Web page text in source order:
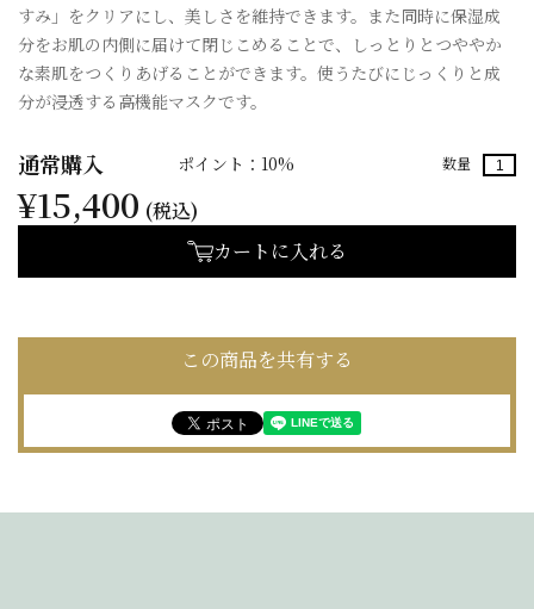
すみ」をクリアにし、美しさを維持できます。また同時に保湿成
分をお肌の内側に届けて閉じこめることで、しっとりとつややか
な素肌をつくりあげることができます。使うたびにじっくりと成
分が浸透する高機能マスクです。
通常購入 ポイント：10% 数量
¥15,400 (税込)
カートに入れる
この商品を共有する